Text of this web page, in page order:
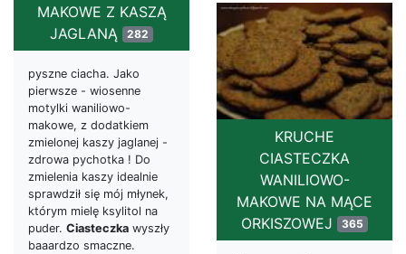
MAKOWE Z KASZĄ
JAGLANĄ 282
pyszne ciacha. Jako
pierwsze - wiosenne
motylki waniliowo-
makowe, z dodatkiem
zmielonej kaszy jaglanej -
zdrowa pychotka ! Do
zmielenia kaszy idealnie
sprawdził się mój młynek,
którym mielę ksylitol na
puder. Ciasteczka wyszły
baaardzo smaczne.
KRUCHE
CIASTECZKA
WANILIOWO-
MAKOWE NA MĄCE
ORKISZOWEJ 365